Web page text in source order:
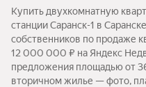
Купить двухкомнатную
станции Саранск-1 в
собственников по продаже
12 000 000 ₽ на Яндекс
предложения площадью от
вторичном жилье — фото,